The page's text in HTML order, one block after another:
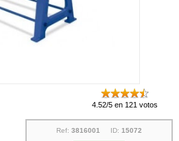
4.52/5 en 121 votos
Ref: 3816001 ID: 15072